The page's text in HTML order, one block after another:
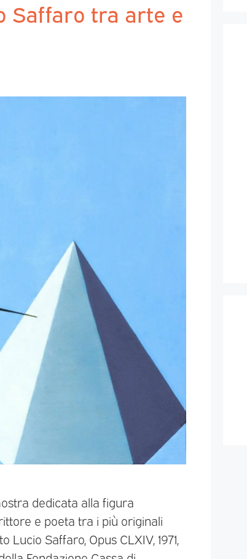
Saffaro tra arte e
dedicata alla figura
e poeta tra i più originali
Saffaro, Opus CLXIV, 1971,